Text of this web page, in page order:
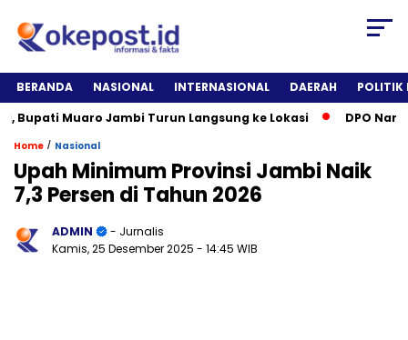
BERANDA NASIONAL INTERNASIONAL DAERAH
POLITIK
Muaro Jambi Turun Langsung ke Lokasi
DPO
Home / Nasional
Upah Minimum Provinsi Jambi Naik
7,3 Persen di Tahun 2026
ADMIN
- Jurnalis
Kamis, 25 Desember 2025 - 14:45 WIB